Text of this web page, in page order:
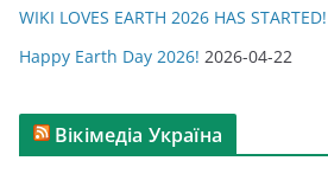
WIKI LOVES EARTH 2026 HAS STARTED!
Happy Earth Day 2026! 2026-04-22
Вікімедіа Україна